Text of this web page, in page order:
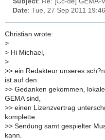
Date: Tue, 27 Sep 2011
Christian wrote:
>
> Hi Michael,
>
>> ein Redakteur unseres
ist auf den
>> Gedanken gekommen,
GEMA sind,
>> einen Lizenzvertrag
komplette
>> Sendung samt gespielter
kann.